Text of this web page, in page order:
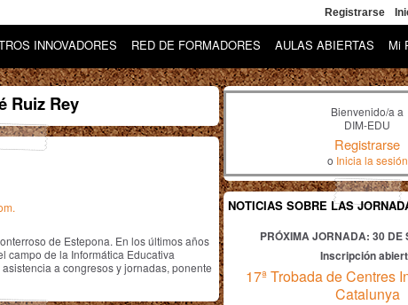
Registrarse
INNOVADORES RED DE FORMADORES AULAS ABIERTAS Mi
Ruiz Rey
de Estepona. En los últimos años
campo de la Informática Educativa
a congresos y jornadas, ponente
Bienvenido/a a
DIM-EDU
Registrarse
o Inicia la sesión
NOTICIAS SOBRE LAS
PRÓXIMA JORNADA: 30 DE
Inscripción
17ª Trobada de Centres
Catalunya